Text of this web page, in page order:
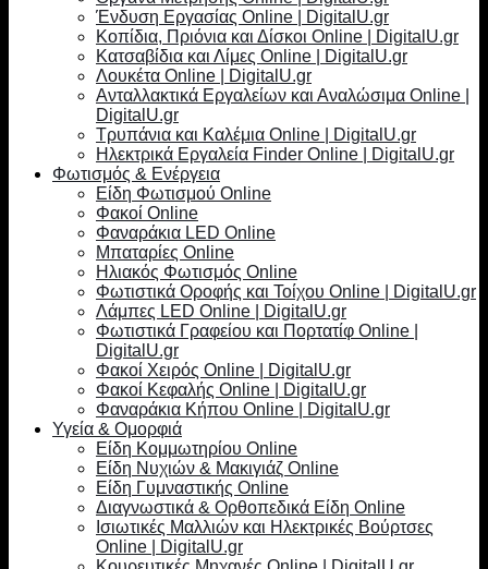
Ένδυση Εργασίας Online | DigitalU.gr
Κοπίδια, Πριόνια και Δίσκοι Online | DigitalU.gr
Κατσαβίδια και Λίμες Online | DigitalU.gr
Λουκέτα Online | DigitalU.gr
Ανταλλακτικά Εργαλείων και Αναλώσιμα Online |
DigitalU.gr
Τρυπάνια και Καλέμια Online | DigitalU.gr
Ηλεκτρικά Εργαλεία Finder Online | DigitalU.gr
Φωτισμός & Ενέργεια
Είδη Φωτισμού Online
Φακοί Online
Φαναράκια LED Online
Μπαταρίες Online
Ηλιακός Φωτισμός Online
Φωτιστικά Οροφής και Τοίχου Online | DigitalU.gr
Λάμπες LED Online | DigitalU.gr
Φωτιστικά Γραφείου και Πορτατίφ Online |
DigitalU.gr
Φακοί Χειρός Online | DigitalU.gr
Φακοί Κεφαλής Online | DigitalU.gr
Φαναράκια Κήπου Online | DigitalU.gr
Υγεία & Ομορφιά
Είδη Κομμωτηρίου Online
Είδη Νυχιών & Μακιγιάζ Online
Είδη Γυμναστικής Online
Διαγνωστικά & Ορθοπεδικά Είδη Online
Ισιωτικές Μαλλιών και Ηλεκτρικές Βούρτσες
Online | DigitalU.gr